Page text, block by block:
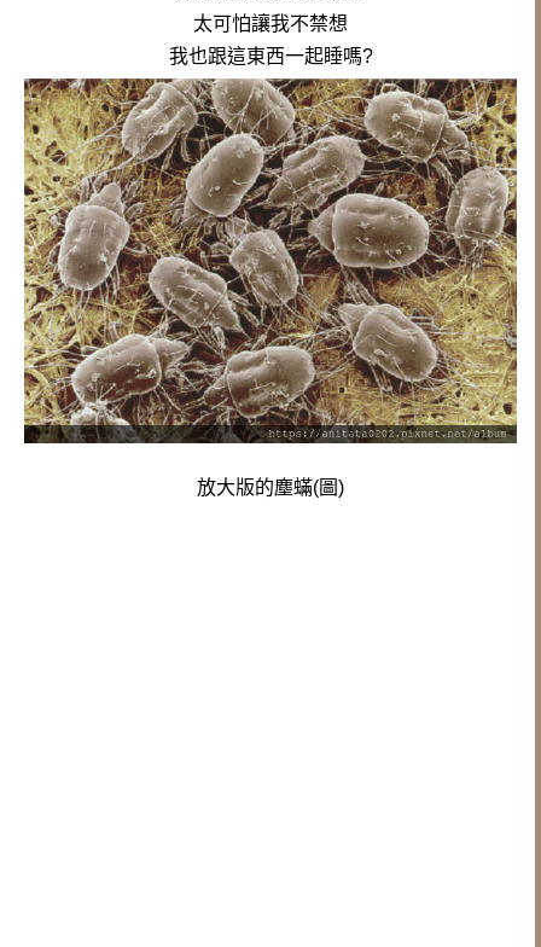
太可怕讓我不禁想
我也跟這東西一起睡嗎?
放大版的塵蟎(圖)